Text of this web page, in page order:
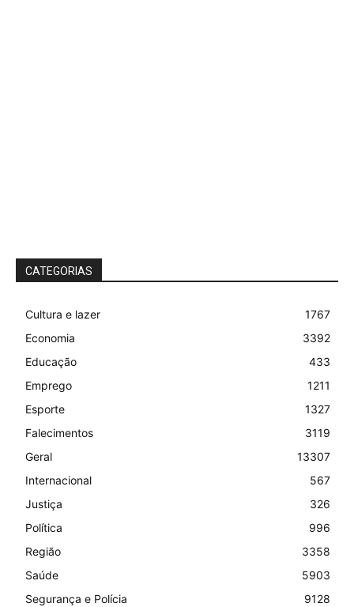
CATEGORIAS
Cultura e lazer
1767
Economia
3392
Educação
433
Emprego
1211
Esporte
1327
Falecimentos
3119
Geral
13307
Internacional
567
Justiça
326
Política
996
Região
3358
Saúde
5903
Segurança e Polícia
9128